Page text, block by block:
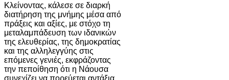
Κλείνοντας, κάλεσε σε διαρκή
διατήρηση της μνήμης μέσα από
πράξεις και αξίες, με στόχο τη
μεταλαμπάδευση των ιδανικών
της ελευθερίας, της δημοκρατίας
και της αλληλεγγύης στις
επόμενες γενιές, εκφράζοντας
την πεποίθηση ότι η Νάουσα
συνεχίζει να πορεύεται αντάξια